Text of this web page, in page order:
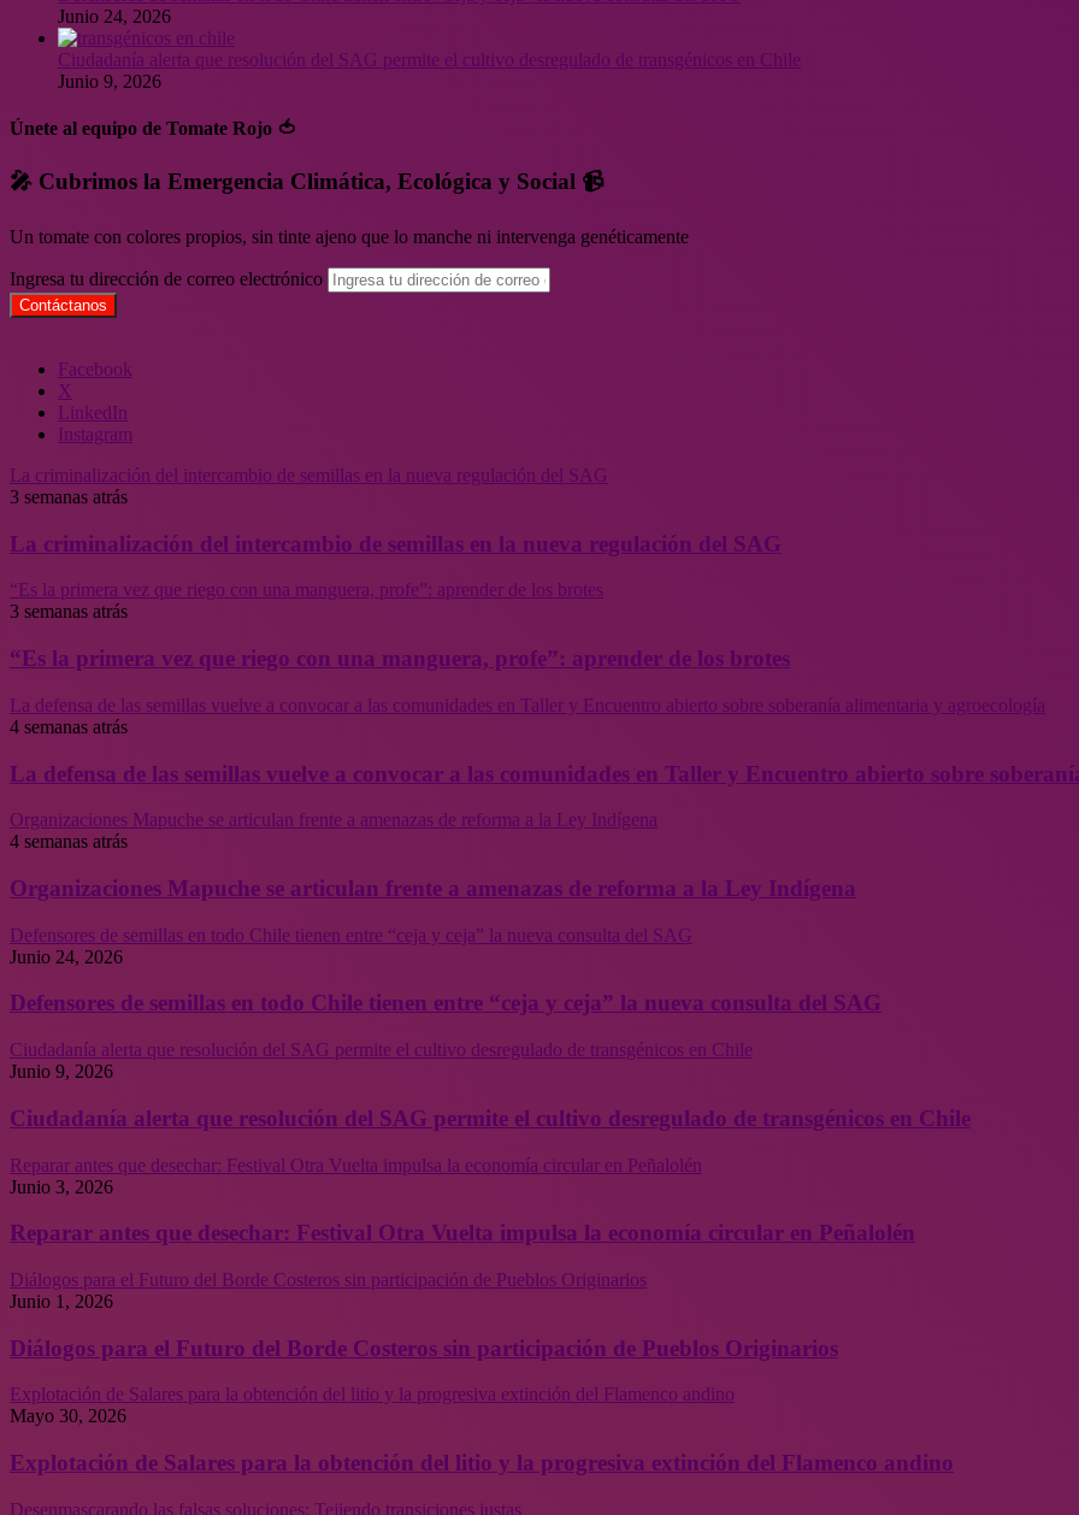
Junio 24, 2026
Ciudadanía alerta que resolución del SAG permite el cultivo desregulado de transgénicos en Chile
Junio 9, 2026
Únete al equipo de Tomate Rojo 🍅
🎤 Cubrimos la Emergencia Climática, Ecológica y Social 📹
Un tomate con colores propios, sin tinte ajeno que lo manche ni intervenga genéticamente
Ingresa tu dirección de correo electrónico
Facebook
X
LinkedIn
Instagram
La criminalización del intercambio de semillas en la nueva regulación del SAG
3 semanas atrás
La criminalización del intercambio de semillas en la nueva regulación del SAG
“Es la primera vez que riego con una manguera, profe”: aprender de los brotes
3 semanas atrás
“Es la primera vez que riego con una manguera, profe”: aprender de los brotes
La defensa de las semillas vuelve a convocar a las comunidades en Taller y Encuentro abierto sobre soberanía alimentaria y agroecología
4 semanas atrás
La defensa de las semillas vuelve a convocar a las comunidades en Taller y Encuentro abierto sobre
Organizaciones Mapuche se articulan frente a amenazas de reforma a la Ley Indígena
4 semanas atrás
Organizaciones Mapuche se articulan frente a amenazas de reforma a la Ley Indígena
Defensores de semillas en todo Chile tienen entre “ceja y ceja” la nueva consulta del SAG
Junio 24, 2026
Defensores de semillas en todo Chile tienen entre “ceja y ceja” la nueva consulta del SAG
Ciudadanía alerta que resolución del SAG permite el cultivo desregulado de transgénicos en Chile
Junio 9, 2026
Ciudadanía alerta que resolución del SAG permite el cultivo desregulado de transgénicos en Chile
Reparar antes que desechar: Festival Otra Vuelta impulsa la economía circular en Peñalolén
Junio 3, 2026
Reparar antes que desechar: Festival Otra Vuelta impulsa la economía circular en Peñalolén
Diálogos para el Futuro del Borde Costeros sin participación de Pueblos Originarios
Junio 1, 2026
Diálogos para el Futuro del Borde Costeros sin participación de Pueblos Originarios
Explotación de Salares para la obtención del litio y la progresiva extinción del Flamenco andino
Mayo 30, 2026
Explotación de Salares para la obtención del litio y la progresiva extinción del Flamenco andino
Desenmascarando las falsas soluciones: Tejiendo transiciones justas